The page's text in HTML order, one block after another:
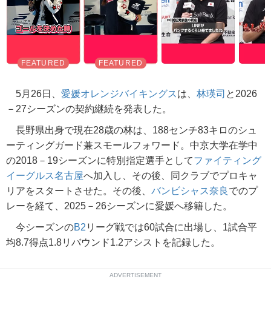
5月26日、 愛媛オレンジバイキングスは、 林瑛司 と2026
－27シーズンの契約継続を発表した。
長野県出身で現在28歳の林は、188センチ83キロのシュ
ーティングガード兼スモールフォワード。中京大学在学中
の2018－19シーズンに特別指定選手としてファイティング
イーグルス名古屋へ加入し、その後、同クラブでプロキャ
リアをスタートさせた。その後、 バンビシャス奈良 でのプ
レーを経て、2025－26シーズンに愛媛へ移籍した。
今シーズンのB2 リーグ戦では60試合に出場し、1試合平
均8.7得点1.8リバウンド1.2アシストを記録した。
ADVERTISEMENT